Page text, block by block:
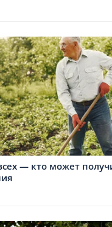
— кто может